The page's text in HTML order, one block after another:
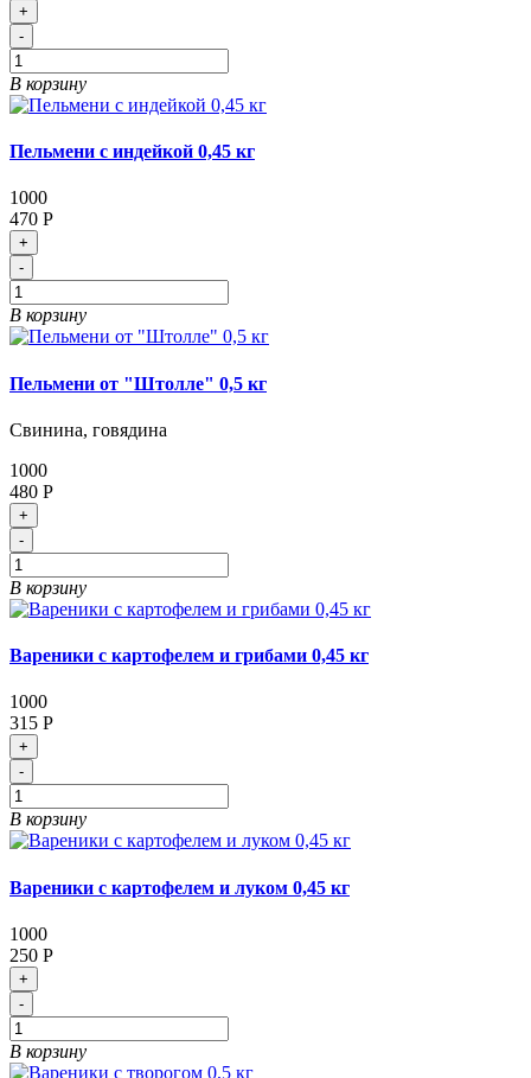
+
-
В корзину
Пельмени с индейкой 0,45 кг
1000
470 Р
+
-
В корзину
Пельмени от "Штолле" 0,5 кг
Свинина, говядина
1000
480 Р
+
-
В корзину
Вареники с картофелем и грибами 0,45 кг
1000
315 Р
+
-
В корзину
Вареники с картофелем и луком 0,45 кг
1000
250 Р
+
-
В корзину